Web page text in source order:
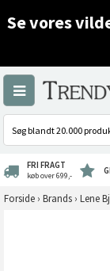
Se vores
FRI FRAGT
køb over 699,-
Forside › Brands › Lene